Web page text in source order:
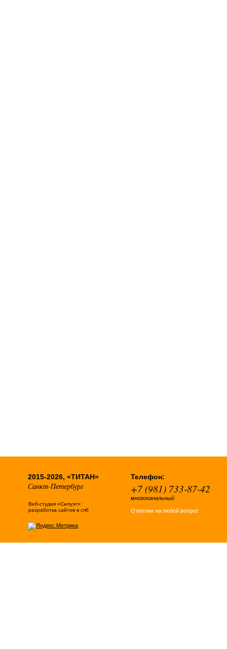
2015-2026, «ТИТАН»
Санкт-Петербург
Веб-студия «Силуэт»:
разработка сайтов в спб
Телефон:
+7 (981) 733-87-42
многоканальный
Ответим на любой вопрос